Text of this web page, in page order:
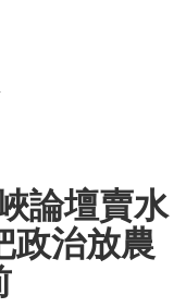
論壇賣水
政治放農